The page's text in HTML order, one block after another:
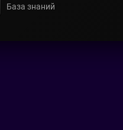
База знаний